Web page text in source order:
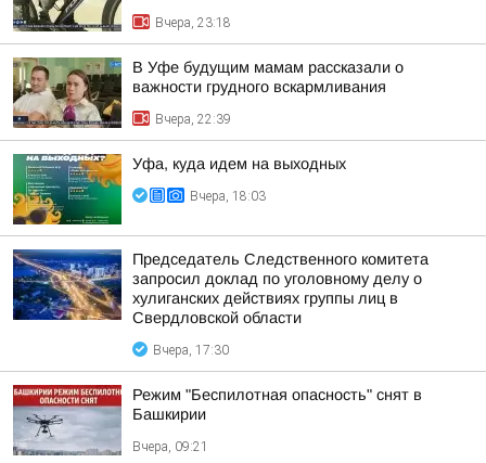
Вчера, 23:18
В Уфе будущим мамам рассказали о
важности грудного вскармливания
Вчера, 22:39
Уфа, куда идем на выходных
Вчера, 18:03
Председатель Следственного комитета
запросил доклад по уголовному делу о
хулиганских действиях группы лиц в
Свердловской области
Вчера, 17:30
Режим "Беспилотная опасность" снят в
Башкирии
Вчера, 09:21